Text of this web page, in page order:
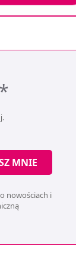
*
.
MNIE
nowościach i